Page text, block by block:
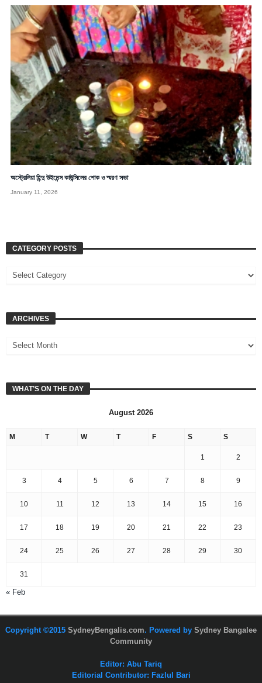
অস্ট্রেলিয়া হিন্দু উইমেন্স কাউন্সিলের শোক ও স্মরণ সভা
January 11, 2026
CATEGORY POSTS
ARCHIVES
WHAT’S ON THE DAY
August 2026
M T W T F S S
1 2
3 4 5 6 7 8 9
10 11 12 13 14 15 16
17 18 19 20 21 22 23
24 25 26 27 28 29 30
31
« Feb
Copyright ©2015 SydneyBengalis.com. Powered by Sydney Bangalee
Community
Editor: Abu Tariq
Editorial Contributor: Fazlul Bari